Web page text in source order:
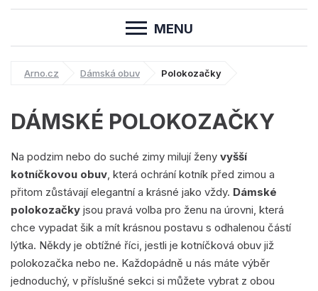
MENU
Arno.cz Dámská obuv Polokozačky
DÁMSKÉ POLOKOZAČKY
Na podzim nebo do suché zimy milují ženy vyšší
kotníčkovou obuv, která ochrání kotník před zimou a
přitom zůstávají elegantní a krásné jako vždy. Dámské
polokozačky jsou pravá volba pro ženu na úrovni, která
chce vypadat šik a mít krásnou postavu s odhalenou částí
lýtka. Někdy je obtížné říci, jestli je kotníčková obuv již
polokozačka nebo ne. Každopádně u nás máte výběr
jednoduchý, v příslušné sekci si můžete vybrat z obou